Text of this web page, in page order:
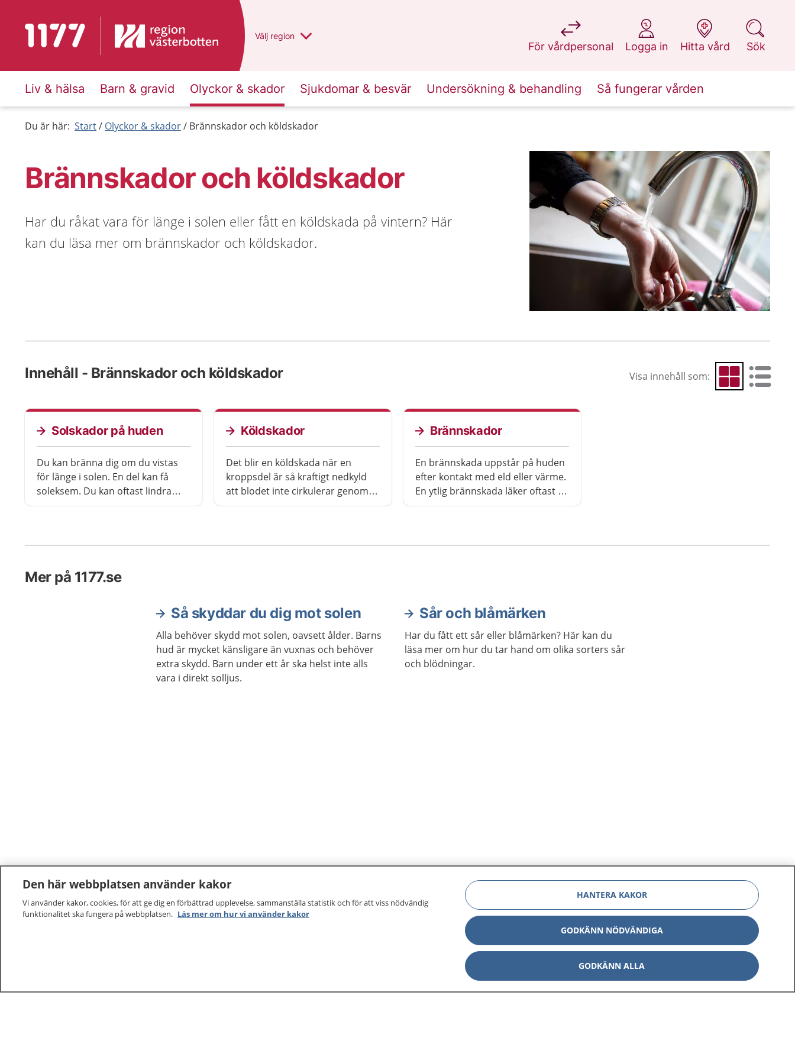
Till startsidan för 1177 Du har valt region
Välj en annan
region
För vårdpersonal
på 1177.se
Logga in
på 1177.se
Hitta vård
på 1177.se
Sök
på 1177.se
Liv & hälsa Barn & gravid Olyckor & skador Sjukdomar & besvär Undersökning & behandling Så fungerar vården
Du är här: Start Olyckor & skador Brännskador och köldskador
Brännskador och köldskador
Har du råkat vara för länge i solen eller fått en köldskada på vintern? Här
kan du läsa mer om brännskador och köldskador.
Innehåll - Brännskador och köldskador Visa innehåll som: Visa som rutnät
Visa som
Solskador på huden
Du kan bränna dig om du vistas
för länge i solen. En del kan få
soleksem. Du kan oftast lindra
Köldskador
Det blir en köldskada när en
kroppsdel är så kraftigt nedkyld
att blodet inte cirkulerar genom
som händerna, fötterna, öronen,
Brännskador
En brännskada uppstår på huden
efter kontakt med eld eller värme.
En ytlig brännskada läker oftast av
Mer på 1177.se
Så skyddar du dig mot solen
Alla behöver skydd mot solen, oavsett ålder. Barns
hud är mycket känsligare än vuxnas och behöver
extra skydd. Barn under ett år ska helst inte alls
vara i direkt solljus.
Sår och blåmärken
Har du fått ett sår eller blåmärken? Här kan du
läsa mer om hur du tar hand om olika sorters sår
och blödningar.
Den här webbplatsen använder kakor
Vi använder kakor, cookies, för att ge dig en förbättrad upplevelse, sammanställa statistik och för att viss nödvändig
funktionalitet ska fungera på webbplatsen. Läs mer om hur vi använder kakor
HANTERA KAKOR
GODKÄNN NÖDVÄNDIGA
GODKÄNN ALLA